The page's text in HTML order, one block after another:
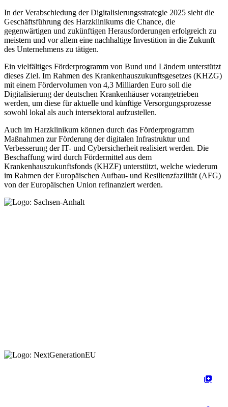
In der Verabschiedung der Digitalisierungsstrategie 2025 sieht die
Geschäftsführung des Harzklinikums die Chance, die
gegenwärtigen und zukünftigen Herausforderungen erfolgreich zu
meistern und vor allem eine nachhaltige Investition in die Zukunft
des Unternehmens zu tätigen.
Ein vielfältiges Förderprogramm von Bund und Ländern unterstützt
dieses Ziel. Im Rahmen des Krankenhauszukunftsgesetzes (KHZG)
mit einem Fördervolumen von 4,3 Milliarden Euro soll die
Digitalisierung der deutschen Krankenhäuser vorangetrieben
werden, um diese für aktuelle und künftige Versorgungsprozesse
sowohl lokal als auch intersektoral aufzustellen.
Auch im Harzklinikum können durch das Förderprogramm
Maßnahmen zur Förderung der digitalen Infrastruktur und
Verbesserung der IT- und Cybersicherheit realisiert werden. Die
Beschaffung wird durch Fördermittel aus dem
Krankenhauszukunftsfonds (KHZF) unterstützt, welche wiederum
im Rahmen der Europäischen Aufbau- und Resilienzfazilität (AFG)
von der Europäischen Union refinanziert werden.